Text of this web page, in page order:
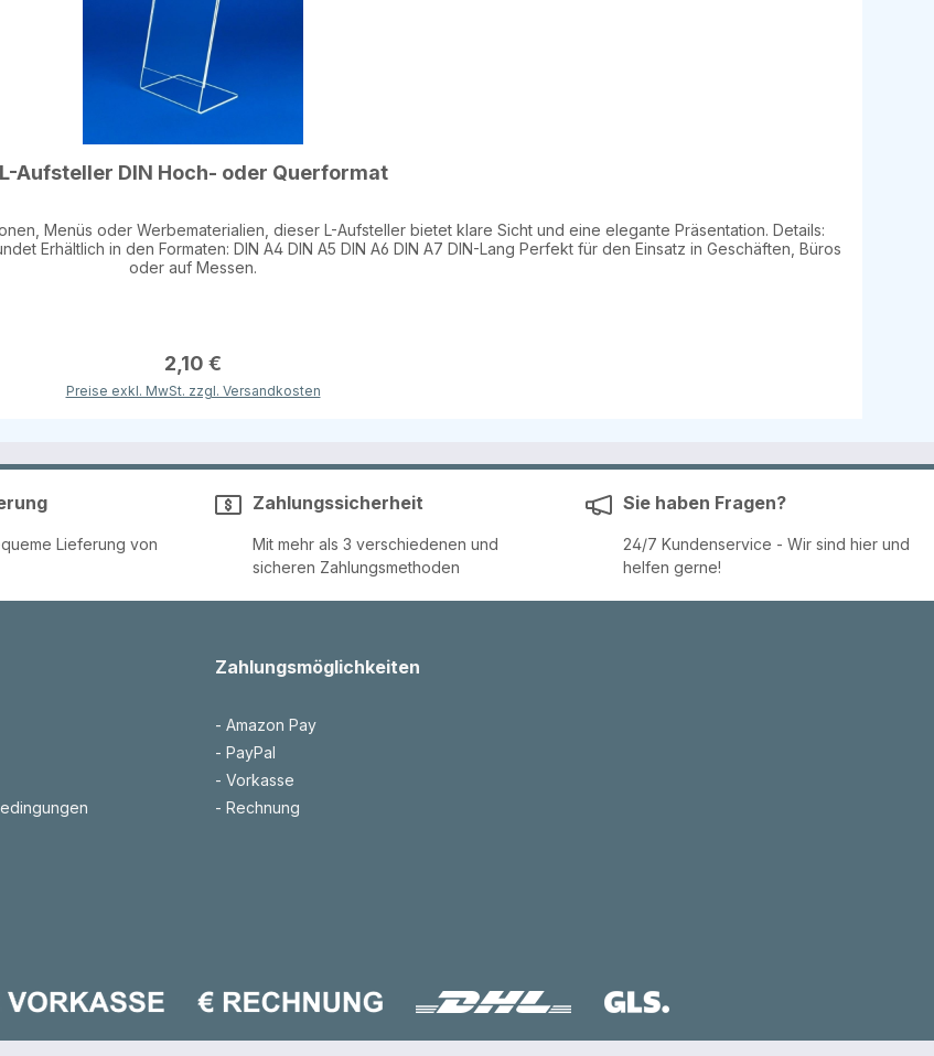
L-Aufsteller DIN Hoch- oder Querformat
Menüs oder Werbematerialien, dieser L-Aufsteller bietet klare Sicht und eine elegante Präsentation. Details:
oder auf Messen.
2,10 €
Preise exkl. MwSt. zzgl. Versandkosten
Lieferung von
Zahlungssicherheit
Mit mehr als 3 verschiedenen und
sicheren Zahlungsmethoden
Sie haben Fragen?
24/7 Kundenservice - Wir sind hier und
helfen gerne!
Zahlungsmöglichkeiten
- Amazon Pay
- PayPal
- Vorkasse
- Rechnung